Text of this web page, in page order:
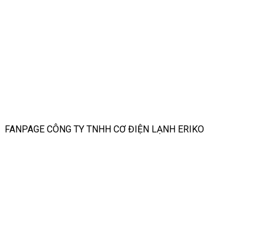
FANPAGE CÔNG TY TNHH CƠ ĐIỆN LẠNH ERIKO